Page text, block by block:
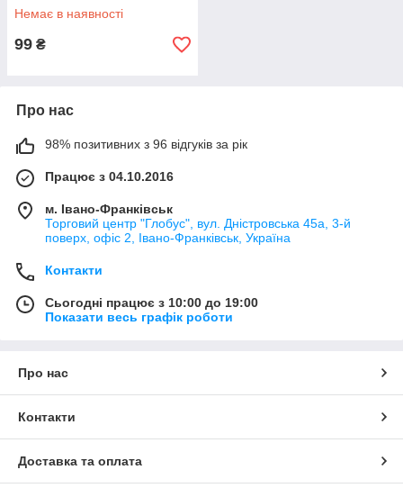
Немає в наявності
99 ₴
Про нас
98% позитивних з 96 відгуків за рік
Працює з 04.10.2016
м. Івано-Франківськ
Торговий центр "Глобус", вул. Дністровська 45а, 3-й
поверх, офіс 2, Івано-Франківськ, Україна
Контакти
Сьогодні працює з 10:00 до 19:00
Показати весь графік роботи
Про нас
Контакти
Доставка та оплата